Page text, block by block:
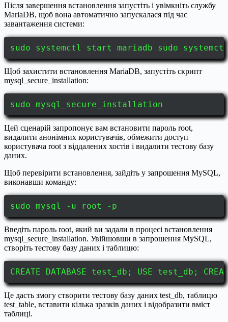
Після завершення встановлення запустіть і увімкніть службу
MariaDB, щоб вона автоматично запускалася під час
завантаження системи:
sudo systemctl start mariadb sudo
Щоб захистити встановлення MariaDB, запустіть скрипт
mysql_secure_installation:
sudo mysql_secure_installation
Цей сценарій запропонує вам встановити пароль root,
видалити анонімних користувачів, обмежити доступ
користувача root з віддалених хостів і видалити тестову базу
даних.
Щоб перевірити встановлення, зайдіть у запрошення MySQL,
виконавши команду:
sudo mysql -u root -p
Введіть пароль root, який ви задали в процесі встановлення
mysql_secure_installation. Увійшовши в запрошення MySQL,
створіть тестову базу даних і таблицю:
CREATE DATABASE test_db; USE test_db;
Це дасть змогу створити тестову базу даних test_db, таблицю
test_table, вставити кілька зразків даних і відобразити вміст
таблиці.